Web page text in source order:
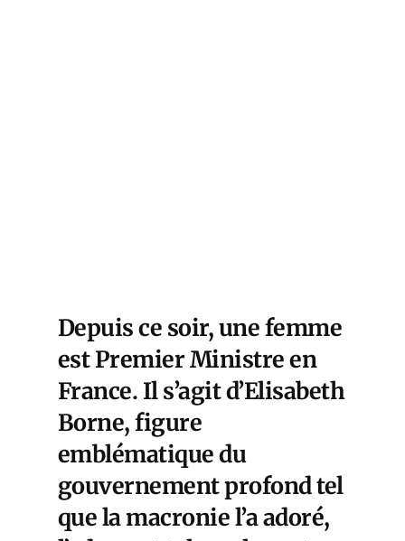
Depuis ce soir, une femme
est Premier Ministre en
France. Il s’agit d’Elisabeth
Borne, figure
emblématique du
gouvernement profond tel
que la macronie l’a adoré,